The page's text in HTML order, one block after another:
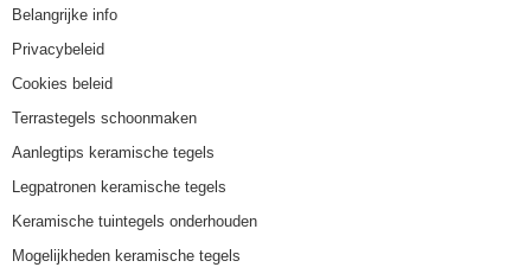
Belangrijke info
Privacybeleid
Cookies beleid
Terrastegels schoonmaken
Aanlegtips keramische tegels
Legpatronen keramische tegels
Keramische tuintegels onderhouden
Mogelijkheden keramische tegels